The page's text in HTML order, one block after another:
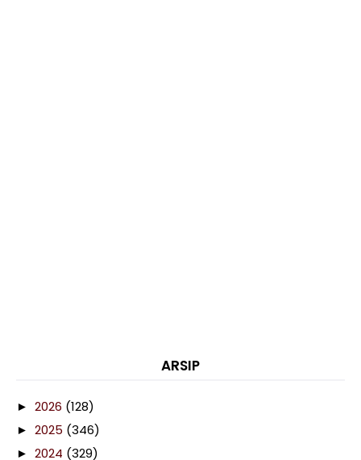
ARSIP
► 2026 (128)
► 2025 (346)
► 2024 (329)